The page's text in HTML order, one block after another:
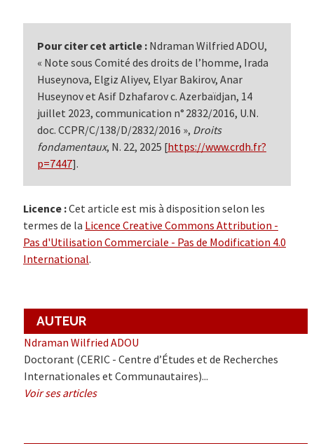
Pour citer cet article :Ndraman Wilfried ADOU,
« Note sous Comité des droits de l’homme, Irada
Huseynova, Elgiz Aliyev, Elyar Bakirov, Anar
Huseynov et Asif Dzhafarov c. Azerbaïdjan, 14
juillet 2023, communication n° 2832/2016, U.N.
doc. CCPR/C/138/D/2832/2016 », Droits
fondamentaux, N. 22, 2025 [https://www.crdh.fr?
p=7447].
Licence :Cet article est mis à disposition selon les
termes de la Licence Creative Commons Attribution -
Pas d'Utilisation Commerciale - Pas de Modification 4.0
International.
AUTEUR
Ndraman Wilfried ADOU
Doctorant (CERIC - Centre d’Études et de Recherches
Internationales et Communautaires)...
Voir ses articles